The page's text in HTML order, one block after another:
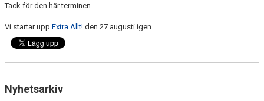
Tack för den här terminen.
Vi startar upp Extra Allt! den 27 augusti igen.
Nyhetsarkiv